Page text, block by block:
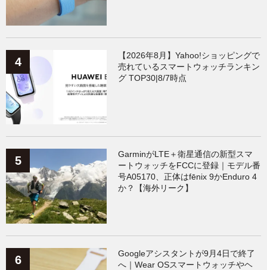
【2026年8月】Yahoo!ショッピングで
売れているスマートウォッチランキン
グ TOP30|8/7時点
GarminがLTE＋衛星通信の新型スマ
ートウォッチをFCCに登録｜モデル番
号A05170、正体はfēnix 9かEnduro 4
か？【海外リーク】
Googleアシスタントが9月4日で終了
へ｜Wear OSスマートウォッチやヘ